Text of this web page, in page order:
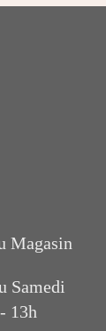
Magasin
Samedi
13h